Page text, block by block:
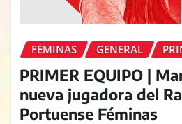
FÉMINAS GENERAL
PRIMER EQUIPO |
nueva jugadora del
Portuense Féminas